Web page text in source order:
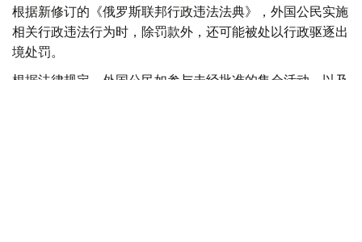
根据新修订的《俄罗斯联邦行政违法法典》，外国公民实施
相关行政违法行为时，除罚款外，还可能被处以行政驱逐出
境处罚。
根据法律规定，外国公民如参与未经批准的集会活动，以及